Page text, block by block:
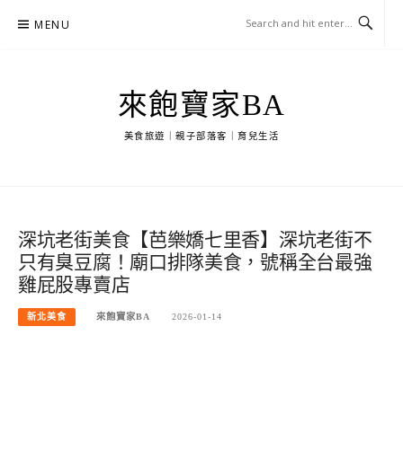
MENU
來飽寶家BA
美食旅遊｜親子部落客｜育兒生活
深坑老街美食【芭樂嬌七里香】深坑老街不
只有臭豆腐！廟口排隊美食，號稱全台最強
雞屁股專賣店
新北美食 來飽寶家BA 2026-01-14